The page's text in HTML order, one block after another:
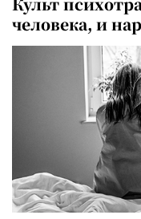
человека, и